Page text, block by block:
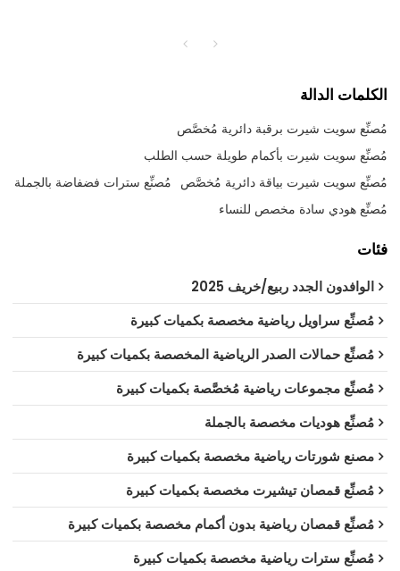
الكلمات الدالة
مُصنِّع سويت شيرت برقبة دائرية مُخصَّص
مُصنِّع سويت شيرت بأكمام طويلة حسب الطلب
مُصنِّع سويت شيرت بياقة دائرية مُخصَّص مُصنِّع سترات فضفاضة بالجملة
مُصنِّع هودي سادة مخصص للنساء
فئات
الوافدون الجدد ربيع/خريف 2025
مُصنِّع سراويل رياضية مخصصة بكميات كبيرة
مُصنِّع حمالات الصدر الرياضية المخصصة بكميات كبيرة
مُصنِّع مجموعات رياضية مُخصَّصة بكميات كبيرة
مُصنِّع هوديات مخصصة بالجملة
مصنع شورتات رياضية مخصصة بكميات كبيرة
مُصنِّع قمصان تيشيرت مخصصة بكميات كبيرة
مُصنِّع قمصان رياضية بدون أكمام مخصصة بكميات كبيرة
مُصنِّع سترات رياضية مخصصة بكميات كبيرة